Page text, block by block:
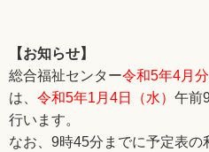
【お知らせ】
総合福祉センター令和5年4月分
は、 令和5年1月4日（水） 午前
行います。
なお、9時45分までに予定表